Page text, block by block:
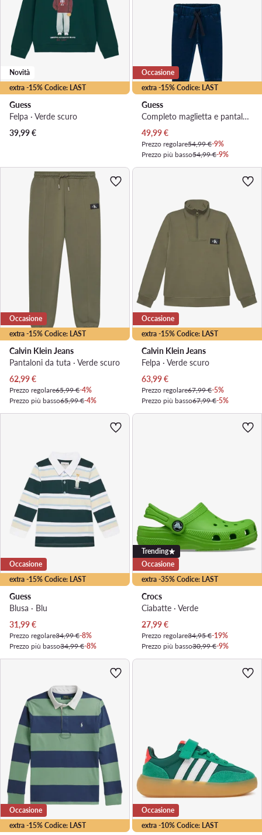
extra -15% Codice: LAST
Novità
Guess
Felpa · Verde scuro
39,99€
extra -15% Codice: LAST
Occasione
Guess
Completo maglietta e pantaloni · Multicolore
Prezzo attuale
49,99€
Prezzo regolare54,99 €-9%
Prezzo più basso54,99 €-9%
extra -15% Codice: LAST
Occasione
Calvin Klein Jeans
Pantaloni da tuta · Verde scuro
Prezzo attuale
62,99€
Prezzo regolare65,99 €-4%
Prezzo più basso65,99 €-4%
extra -15% Codice: LAST
Occasione
Calvin Klein Jeans
Felpa · Verde scuro
Prezzo attuale
63,99€
Prezzo regolare67,99 €-5%
Prezzo più basso67,99 €-5%
extra -15% Codice: LAST
Occasione
Guess
Blusa · Blu
Prezzo attuale
31,99€
Prezzo regolare34,99 €-8%
Prezzo più basso34,99 €-8%
extra -35% Codice: LAST
Trending
Occasione
Crocs
Ciabatte · Verde
Prezzo attuale
27,99€
Prezzo regolare34,95 €-19%
Prezzo più basso30,99 €-9%
extra -15% Codice: LAST
Occasione
extra -10% Codice: LAST
Occasione